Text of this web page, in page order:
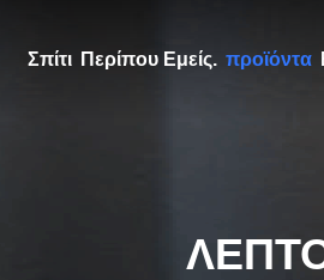
Σπίτι Περίπου Εμείς. προϊόντα